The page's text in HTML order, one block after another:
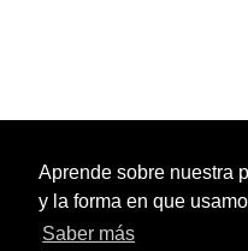
Aprende sobre nuestra
y la forma en que
Saber más